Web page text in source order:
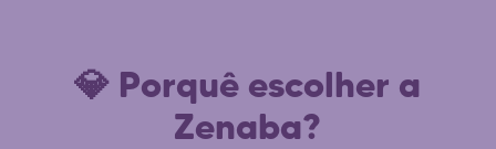
💎 Porquê escolher a
Zenaba?